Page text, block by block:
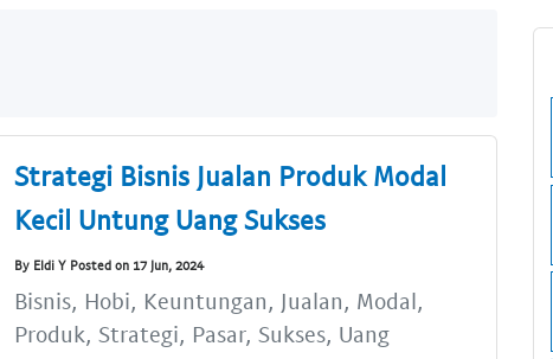
Strategi Bisnis Jualan Produk Modal
Kecil Untung Uang Sukses
By Eldi Y Posted on 17 Jun, 2024
Bisnis, Hobi, Keuntungan, Jualan, Modal,
Produk, Strategi, Pasar, Sukses, Uang